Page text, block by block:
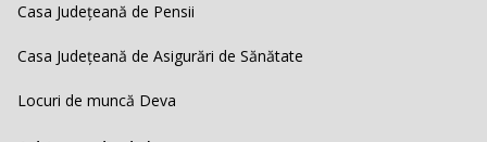
Casa Județeană de Pensii
Casa Județeană de Asigurări de Sănătate
Locuri de muncă Deva